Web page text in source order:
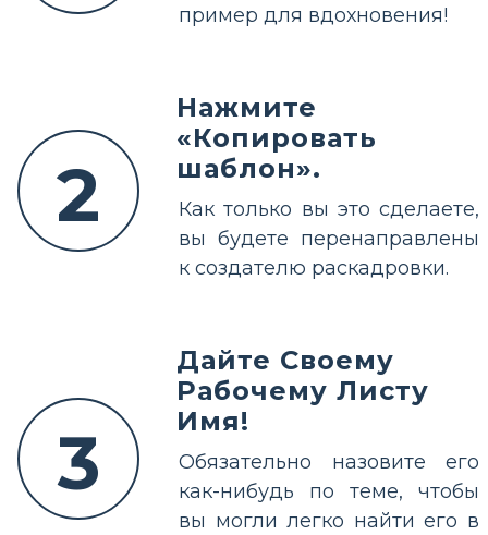
пример для вдохновения!
2
Нажмите
«Копировать
шаблон».
Как только вы это сделаете,
вы будете перенаправлены
к создателю раскадровки.
3
Дайте Своему
Рабочему Листу
Имя!
Обязательно назовите его
как-нибудь по теме, чтобы
вы могли легко найти его в